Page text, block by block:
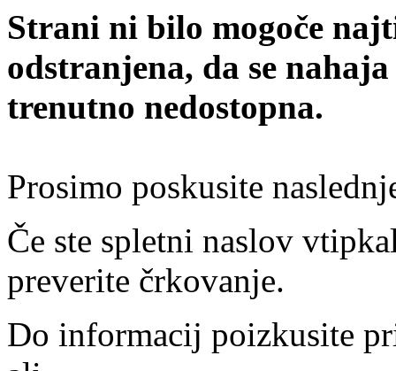
Strani ni bilo mogoče
odstranjena, da se
trenutno nedostopna.
Prosimo poskusite
Če ste spletni naslov
preverite črkovanje.
Do informacij poizkusite